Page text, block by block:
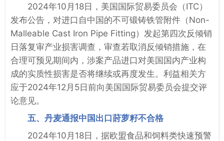
2024年10月18日，美国国际贸易委员会（ITC）
发布公告，对进口自中国的不可锻铸铁管附件（Non-
Malleable Cast Iron Pipe Fitting）发起第四次反倾销
日落复审产业损害调查，审查若取消反倾销措施，在
合理可预见期间内，涉案产品进口对美国国内产业构
成的实质性损害是否将继续或再度发生。利益相关方
应于2024年12月5日前向美国国际贸易委员会提交评
论意见。
五、丹麦通报中国出口莳萝籽不合格
2024年10月18日，据欧盟食品和饲料类快速预警